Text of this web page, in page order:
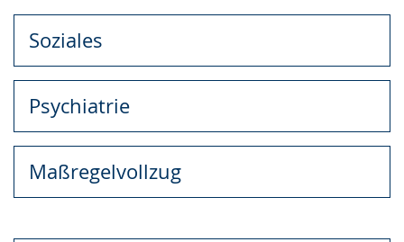
wechseln.
Deutscher
Gebärdensprache
wird
Soziales
Psychiatrie
Maßregelvollzug